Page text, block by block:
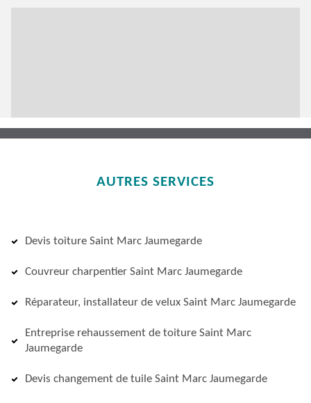
AUTRES SERVICES
Devis toiture Saint Marc Jaumegarde
Couvreur charpentier Saint Marc Jaumegarde
Réparateur, installateur de velux Saint Marc Jaumegarde
Entreprise rehaussement de toiture Saint Marc
Jaumegarde
Devis changement de tuile Saint Marc Jaumegarde